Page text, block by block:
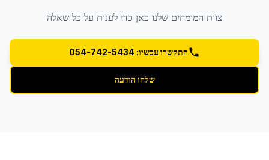
צוות המומחים שלנו כאן כדי לענות על כל שאלה
התקשרו עכשיו: 054-742-5434
שלחו הודעה